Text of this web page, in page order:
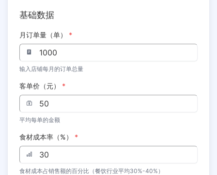
基础数据
月订单量（单） *
输入店铺每月的订单总量
客单价（元） *
平均每单的金额
食材成本率（%） *
食材成本占销售额的百分比（餐饮行业平均30%-40%）